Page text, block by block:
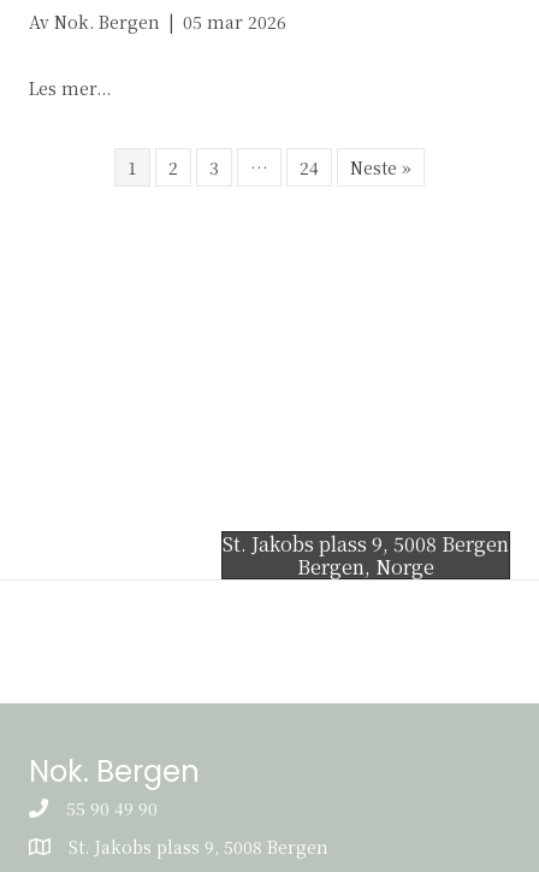
Av Nok. Bergen | 05 mar 2026
Les mer...
1 2 3 … 24 Neste »
St. Jakobs plass 9, 5008 Bergen
Bergen, Norge
Nok. Bergen
55 90 49 90
St. Jakobs plass 9, 5008 Bergen
St. Jakobs plass 9, 5008 Bergen